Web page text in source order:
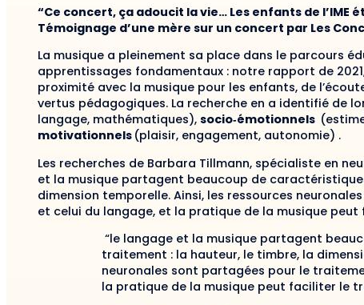
“Ce concert, ça adoucit la vie… Les enfants de l’IME
Témoignage d’une mère sur un concert par Les
La musique a pleinement sa place dans le parcours
apprentissages fondamentaux : notre rapport de
proximité avec la musique pour les enfants, de
vertus pédagogiques. La recherche en a identifié de
langage, mathématiques), socio‑émotionnels
motivationnels (plaisir, engagement, autonomie) .
Les recherches de Barbara Tillmann, spécialiste en
et la musique partagent beaucoup de
dimension temporelle. Ainsi, les ressources
et celui du langage, et la pratique de la musique
“le langage et la musique partagent
traitement : la hauteur, le timbre, la
neuronales sont partagées pour le
la pratique de la musique peut faciliter le